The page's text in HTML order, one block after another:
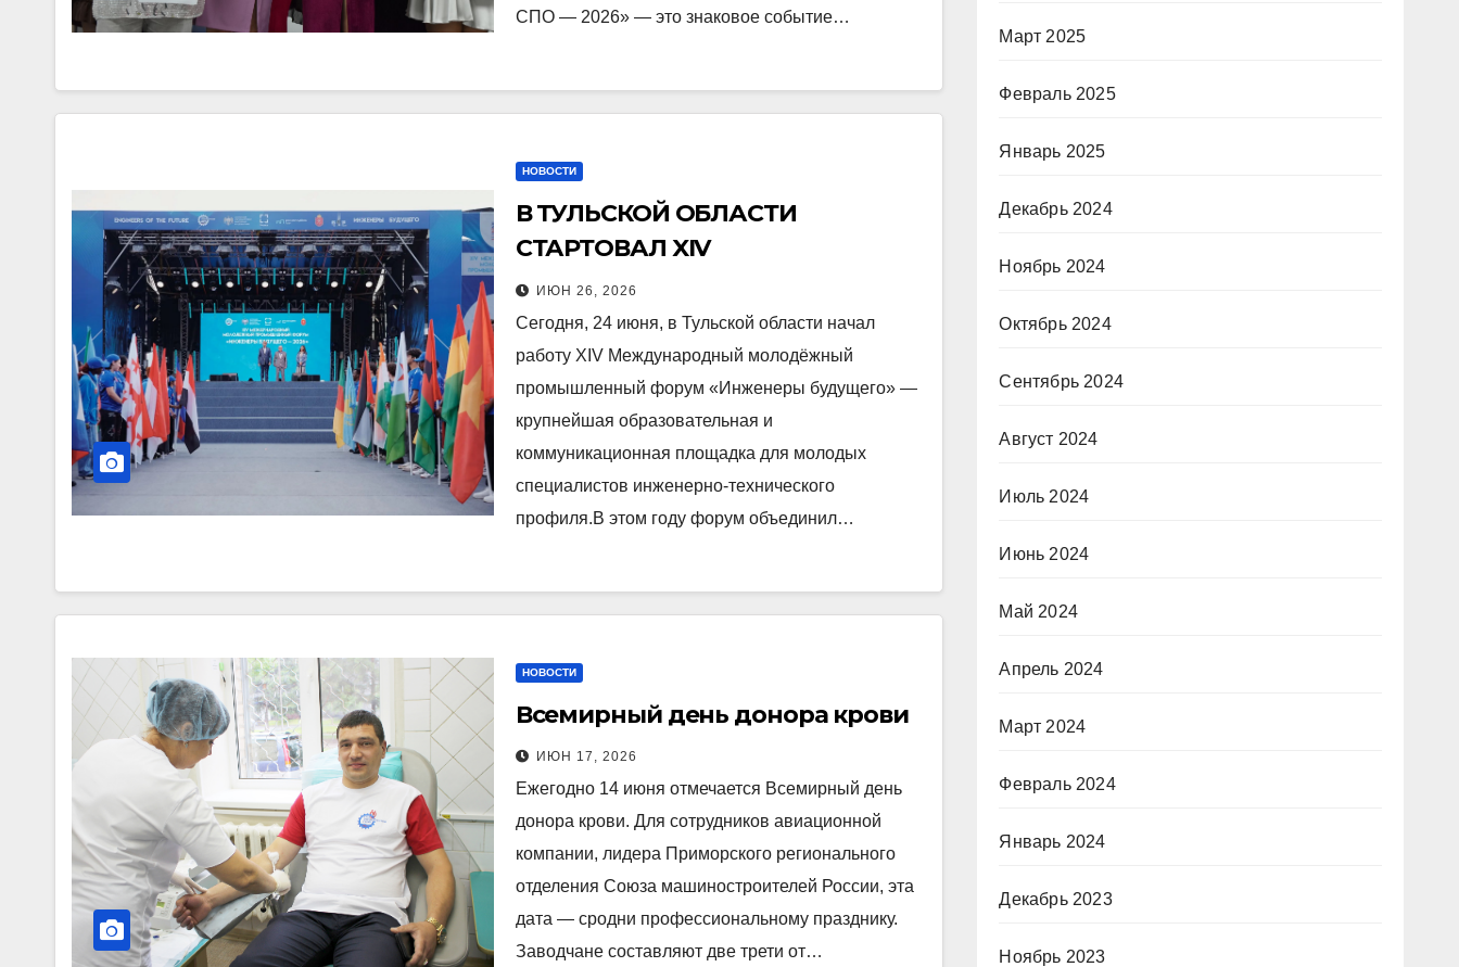
СПО — 2026» — это знаковое событие…
НОВОСТИ
В ТУЛЬСКОЙ ОБЛАСТИ
СТАРТОВАЛ XIV
МЕЖДУНАРОДНЫЙ
МОЛОДЁЖНЫЙ
ПРОМЫШЛЕННЫЙ ФОРУМ
«ИНЖЕНЕРЫ БУДУЩЕГО»
ИЮН 26, 2026
Сегодня, 24 июня, в Тульской области начал
работу XIV Международный молодёжный
промышленный форум «Инженеры будущего» —
крупнейшая образовательная и
коммуникационная площадка для молодых
специалистов инженерно-технического
профиля.В этом году форум объединил…
НОВОСТИ
Всемирный день донора крови
ИЮН 17, 2026
Ежегодно 14 июня отмечается Всемирный день
донора крови. Для сотрудников авиационной
компании, лидера Приморского регионального
отделения Союза машиностроителей России, эта
дата — сродни профессиональному празднику.
Заводчане составляют две трети от…
Март 2025
Февраль 2025
Январь 2025
Декабрь 2024
Ноябрь 2024
Октябрь 2024
Сентябрь 2024
Август 2024
Июль 2024
Июнь 2024
Май 2024
Апрель 2024
Март 2024
Февраль 2024
Январь 2024
Декабрь 2023
Ноябрь 2023